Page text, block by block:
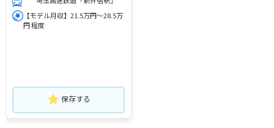
【モデル月収】21.5万円～28.5万
円 程度
保存する